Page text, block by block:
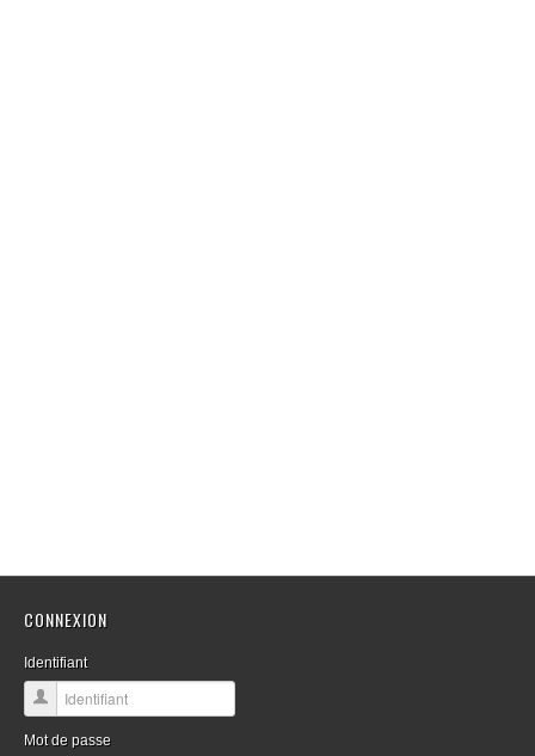
CONNEXION
Identifiant
Mot de passe